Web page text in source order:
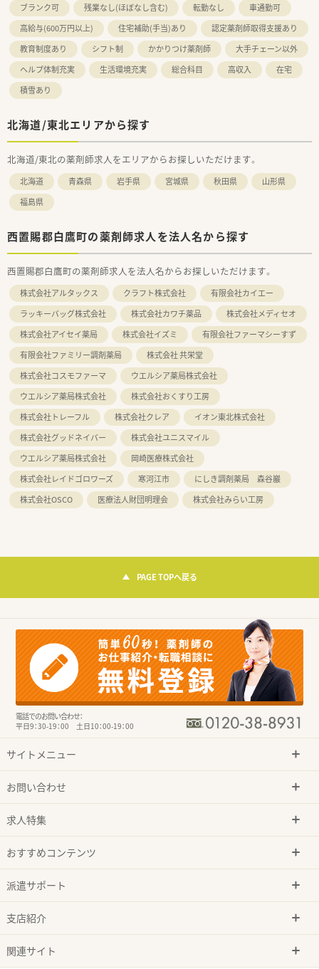
ブランク可
残業なし(ほぼなし含む) 転勤なし
車通勤可
高給与(600万円以上)
住宅補助(手当)あり
認定薬剤師取得支援あり
教育制度あり
シフト制 かかりつけ薬剤師
大手チェーン以外
ヘルプ体制充実
生活環境充実 総合科目 高収入
在宅
積雪あり
北海道/東北エリアから探す
北海道/東北の薬剤師求人をエリアからお探しいただけます。
北海道 青森県 岩手県 宮城県 秋田県
山形県
福島県
西置賜郡白鷹町の薬剤師求人を法人名から探す
西置賜郡白鷹町の薬剤師求人を法人名からお探しいただけます。
株式会社アルタックス クラフト株式会社
有限会社カイエー
ラッキーバッグ株式会社
株式会社カワチ薬品
株式会社メディセオ
株式会社アイセイ薬局
株式会社イズミ
有限会社ファーマシーすず
有限会社ファミリー調剤薬局
株式会社 共栄堂
株式会社コスモファーマ
ウエルシア薬局株式会社
ウエルシア薬局株式会社
株式会社おくすり工房
株式会社トレーフル
株式会社クレア
イオン東北株式会社
株式会社グッドネイバー
株式会社ユニスマイル
ウエルシア薬局株式会社
岡崎医療株式会社
株式会社レイドゴロワーズ
寒河江市
にしき調剤薬局 森谷巖
株式会社OSCO
医療法人財団明理会 株式会社みらい工房
PAGE TOPへ戻る
電話でのお問い合わせ：
平日9：30-19：00 土日10：00-19：00
サイトメニュー
お問い合わせ
求人特集
おすすめコンテンツ
派遣サポート
支店紹介
関連サイト